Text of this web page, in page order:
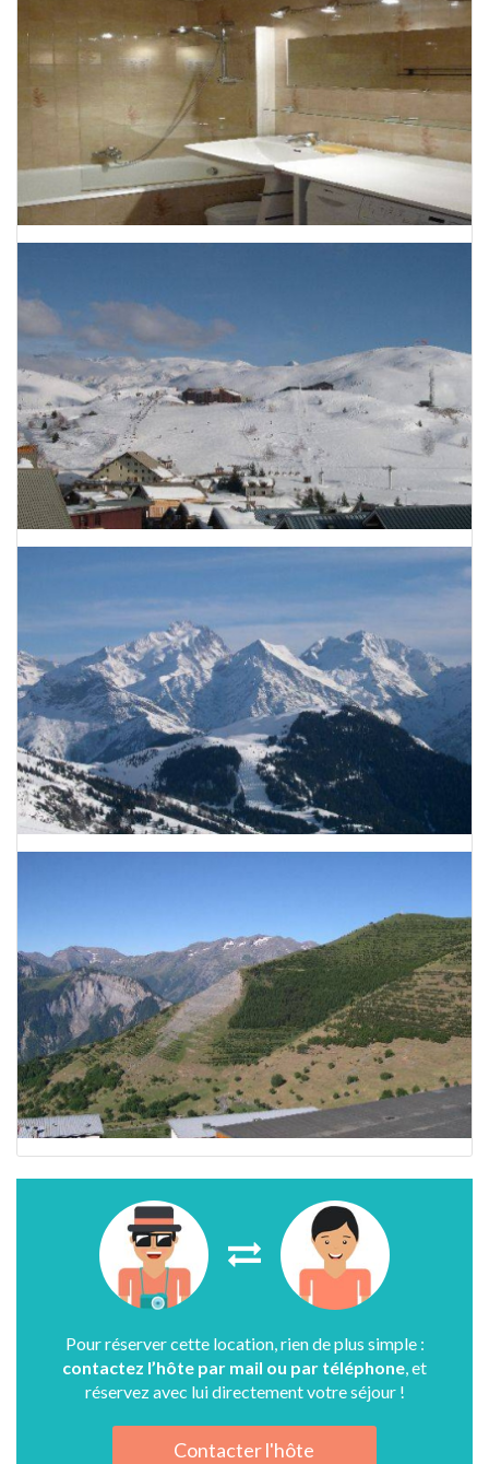
Pour réserver cette location, rien de plus simple :
contactez l’hôte par mail ou par téléphone, et
réservez avec lui directement votre séjour !
Contacter l'hôte